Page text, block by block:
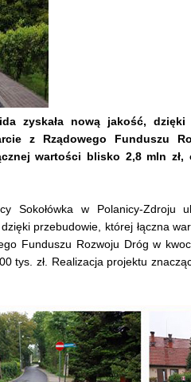
zyskała nową jakość,
z Rządowego Funduszu
wartości blisko 2,8 mln
Sokołówka w Polanicy-Zdroju
przebudowie, której łączna
Funduszu Rozwoju Dróg w
tys. zł. Realizacja projektu